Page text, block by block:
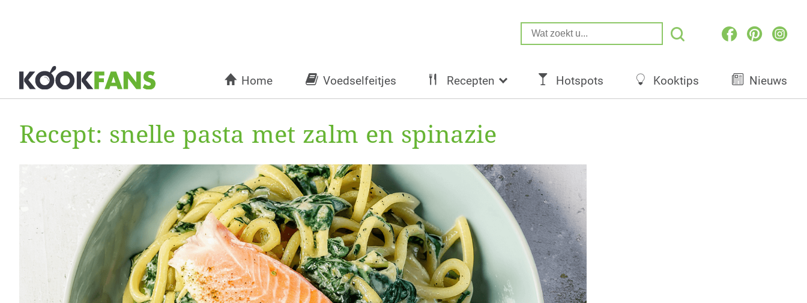
Home Voedselfeitjes Recepten Hotspots Kooktips Nieuws
Recept: snelle pasta met zalm en spinazie